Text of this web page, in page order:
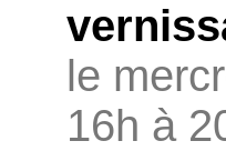
le
16h à